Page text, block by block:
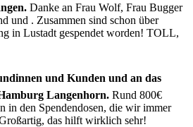
Danke an Frau Wolf, Frau Bugger
und . Zusammen sind schon über
in Lustadt gespendet worden! TOLL,
und Kunden und an das
Langenhorn. Rund 800€
in den Spendendosen, die wir immer
das hilft wirklich sehr!